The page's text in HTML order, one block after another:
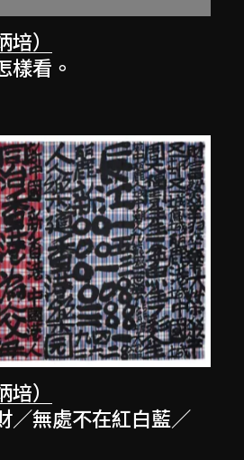
）
樣看。
）
／無處不在紅白藍／